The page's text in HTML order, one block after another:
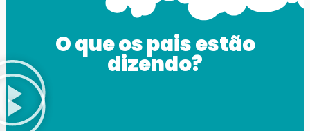
O que os pais estão
dizendo?